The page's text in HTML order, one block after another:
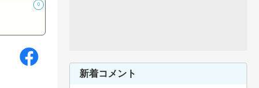
0
新着コメント